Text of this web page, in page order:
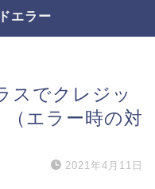
エラー
スでクレジッ
（エラー時の対
2021年4月11日